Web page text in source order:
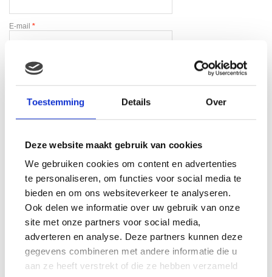
Toestemming Details Over
Deze website maakt gebruik van cookies
We gebruiken cookies om content en advertenties
te personaliseren, om functies voor social media te
bieden en om ons websiteverkeer te analyseren.
Ook delen we informatie over uw gebruik van onze
site met onze partners voor social media,
adverteren en analyse. Deze partners kunnen deze
gegevens combineren met andere informatie die u
aan ze heeft verstrekt of die ze hebben verzameld
E-mail *